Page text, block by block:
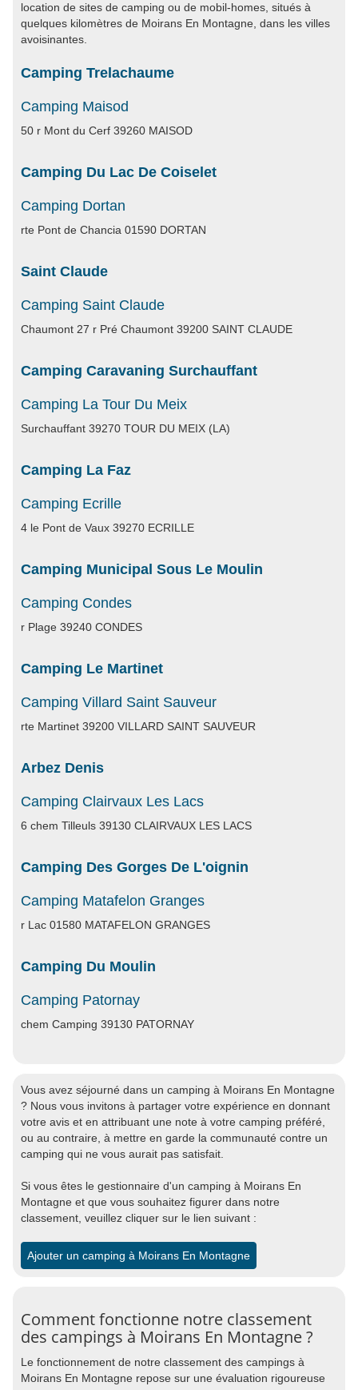
location de sites de camping ou de mobil-homes, situés à
quelques kilomètres de Moirans En Montagne, dans les villes
avoisinantes.
Camping Trelachaume
Camping Maisod
50 r Mont du Cerf 39260 MAISOD
Camping Du Lac De Coiselet
Camping Dortan
rte Pont de Chancia 01590 DORTAN
Saint Claude
Camping Saint Claude
Chaumont 27 r Pré Chaumont 39200 SAINT CLAUDE
Camping Caravaning Surchauffant
Camping La Tour Du Meix
Surchauffant 39270 TOUR DU MEIX (LA)
Camping La Faz
Camping Ecrille
4 le Pont de Vaux 39270 ECRILLE
Camping Municipal Sous Le Moulin
Camping Condes
r Plage 39240 CONDES
Camping Le Martinet
Camping Villard Saint Sauveur
rte Martinet 39200 VILLARD SAINT SAUVEUR
Arbez Denis
Camping Clairvaux Les Lacs
6 chem Tilleuls 39130 CLAIRVAUX LES LACS
Camping Des Gorges De L'oignin
Camping Matafelon Granges
r Lac 01580 MATAFELON GRANGES
Camping Du Moulin
Camping Patornay
chem Camping 39130 PATORNAY
Vous avez séjourné dans un camping à Moirans En Montagne
? Nous vous invitons à partager votre expérience en donnant
votre avis et en attribuant une note à votre camping préféré,
ou au contraire, à mettre en garde la communauté contre un
camping qui ne vous aurait pas satisfait.
Si vous êtes le gestionnaire d'un camping à Moirans En
Montagne et que vous souhaitez figurer dans notre
classement, veuillez cliquer sur le lien suivant :
Ajouter un camping à Moirans En Montagne
Comment fonctionne notre classement
des campings à Moirans En Montagne ?
Le fonctionnement de notre classement des campings à
Moirans En Montagne repose sur une évaluation rigoureuse